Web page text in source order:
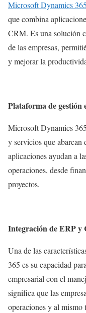
Microsoft Dynamics 365
que combina
CRM. Es una solución
de las empresas,
y mejorar la
Plataforma de gestión
Microsoft Dynamics
y servicios que abarcan
aplicaciones ayudan a
operaciones, desde
proyectos.
Integración de ERP y
Una de las
365 es su capacidad
empresarial con el
significa que las
operaciones y al mismo